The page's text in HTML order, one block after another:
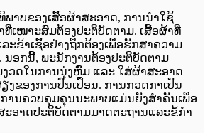
ພາບຂອງເສື້ອຜ້າສະອາດ, ການນຳໃຊ້
ທີ່ເໝາະສົມຕ້ອງປະຕິບັດຕາມ. ເສື້ອຜ້າທີ່
ະຂ້າເຊື້ອຢ່າງຖືກຕ້ອງເພື່ອຮັກສາຄວາມ
ນອກ​ນີ້, ພະນັກງານ​ຕ້ອງ​ປະຕິບັດ​ຕາມ​
ງວດ​ໃນ​ການ​ນຸ່ງ​ຫົ່ມ ​ແລະ ​ໃສ່​ຜ້າ​ສະອາດ​
ງ​ຂອງ​ການ​ປົນ​ເປື້ອນ. ການກວດກາເປັນ
ານຄວບຄຸມຄຸນນະພາບແມ່ນຍັງສໍາຄັນເພື່ອ
ະອາດປະຕິບັດຕາມມາດຕະຖານແລະຂໍ້ກໍາ